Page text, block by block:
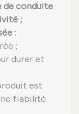
de conduite
;
:
;
durer et
est
fiabilité